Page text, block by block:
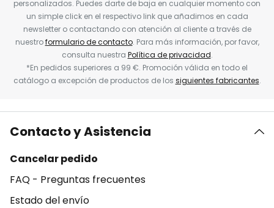
personalizados. Puedes darte de baja en cualquier momento con
un simple click en el respectivo link que añadimos en cada
newsletter o contactando con atención al cliente a través de
nuestroformulario de contacto. Para más información, por favor,
consulta nuestra Política de privacidad.
*En pedidos superiores a 99 €. Promoción válida en todo el
catálogo a excepción de productos de los siguientes fabricantes.
Contacto y Asistencia
Cancelar pedido
FAQ - Preguntas frecuentes
Estado del envío